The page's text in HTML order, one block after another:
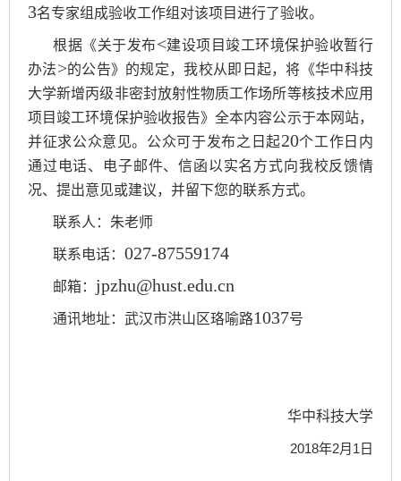
3名专家组成验收工作组对该项目进行了验收。
根据《关于发布<建设项目竣工环境保护验收暂行
办法>的公告》的规定，我校从即日起，将《华中科技
大学新增丙级非密封放射性物质工作场所等核技术应用
项目竣工环境保护验收报告》全本内容公示于本网站，
并征求公众意见。公众可于发布之日起20个工作日内
通过电话、电子邮件、信函以实名方式向我校反馈情
况、提出意见或建议，并留下您的联系方式。
联系人：朱老师
联系电话： 027-87559174
邮箱： jpzhu@hust.edu.cn
通讯地址：武汉市洪山区珞喻路1037号
华中科技大学
2018年2月 1 日